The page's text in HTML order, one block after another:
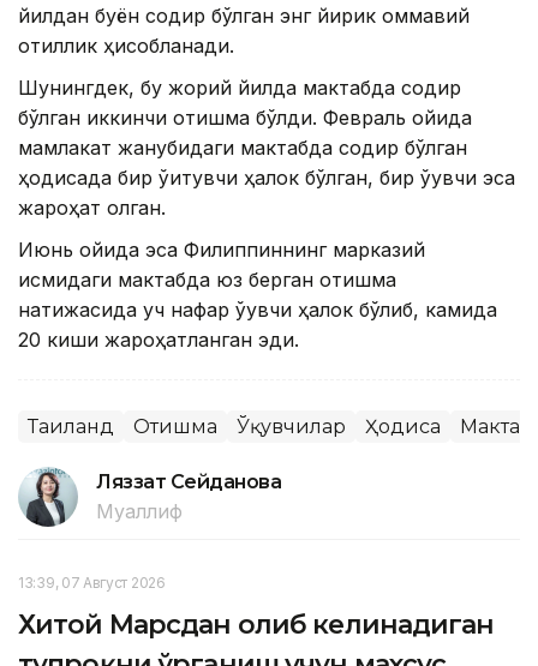
йилдан буён содир бўлган энг йирик оммавий
қотиллик ҳисобланади.
Шунингдек, бу жорий йилда мактабда содир
бўлган иккинчи отишма бўлди. Февраль ойида
мамлакат жанубидаги мактабда содир бўлган
ҳодисада бир ўқитувчи ҳалок бўлган, бир ўқувчи эса
жароҳат олган.
Июнь ойида эса Филиппиннинг марказий
қисмидаги мактабда юз берган отишма
натижасида уч нафар ўқувчи ҳалок бўлиб, камида
20 киши жароҳатланган эди.
Таиланд Отишма Ўқувчилар Ҳодиса
Ляззат Сейданова
Муаллиф
13:39, 07 Август 2026
Хитой Марсдан олиб келинадиган